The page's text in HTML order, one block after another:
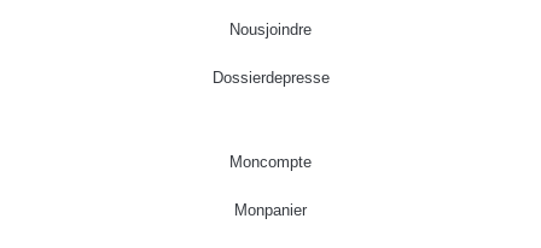
Nous joindre
Dossier de presse
Mon compte
Mon panier